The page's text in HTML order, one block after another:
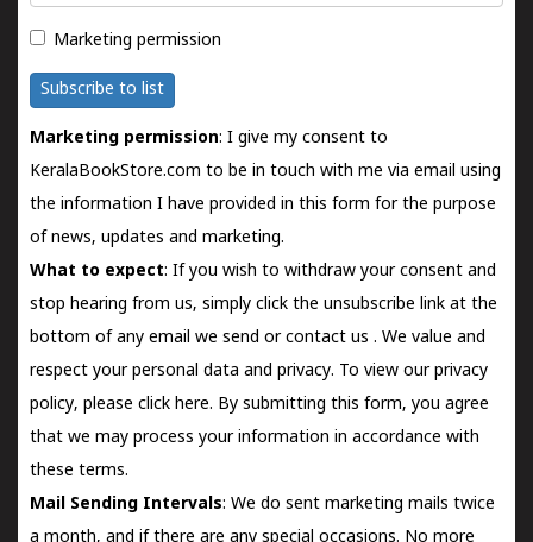
Marketing permission
Subscribe to list
Marketing permission: I give my consent to
KeralaBookStore.com to be in touch with me via email using
the information I have provided in this form for the purpose
of news, updates and marketing.
What to expect: If you wish to withdraw your consent and
stop hearing from us, simply click the unsubscribe link at the
bottom of any email we send orcontact us . We value and
respect your personal data and privacy. To view our privacy
policy, please click here. By submitting this form, you agree
that we may process your information in accordance with
these terms.
Mail Sending Intervals: We do sent marketing mails twice
a month, and if there are any special occasions. No more